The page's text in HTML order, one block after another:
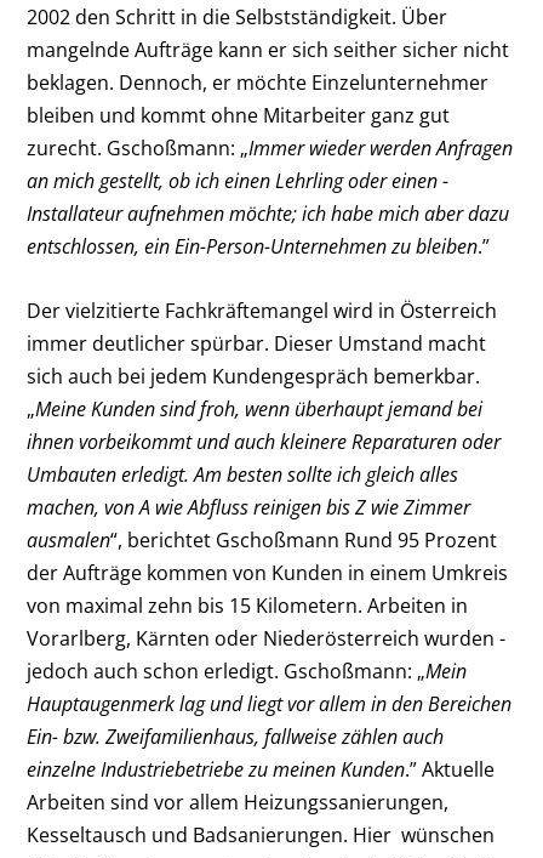
2002 den Schritt in die Selbstständigkeit. Über
mangelnde Aufträge kann er sich seither ­sicher nicht
beklagen. Dennoch, er möchte Einzelunternehmer
bleiben und kommt ohne Mitarbeiter ganz gut
zurecht. Gschoßmann: „Immer wieder werden Anfragen
an mich gestellt, ob ich einen Lehrling oder einen ­
Installateur aufnehmen möchte; ich habe mich aber dazu
entschlossen, ein Ein-Person-Unternehmen zu bleiben.”
Der vielzitierte Fachkräftemangel wird in Österreich
immer deutlicher spürbar. Dieser Umstand macht
sich auch bei jedem Kundengespräch bemerkbar.
„Meine Kunden sind froh, wenn überhaupt jemand bei
ihnen vorbeikommt und auch kleinere Reparaturen oder
Umbauten erledigt. Am besten sollte ich gleich alles
machen, von A wie Abfluss reinigen bis Z wie Zimmer
ausmalen“, berichtet Gschoßmann Rund 95 Prozent
der Aufträge kommen von Kunden in einem Umkreis
von maximal zehn bis 15 Kilometern. Arbeiten in
Vorarlberg, Kärnten oder Niederösterreich wurden ­
jedoch auch schon erledigt. Gschoßmann: „Mein
Hauptaugenmerk lag und liegt vor ­allem in den Bereichen
Ein- bzw. Zweifamilienhaus, fallweise zählen auch
einzelne Indus­triebetriebe zu meinen Kunden.” Aktuelle
Arbeiten sind vor allem Heizungssanierungen,
Kesseltausch und Badsanierungen. Hier wünschen